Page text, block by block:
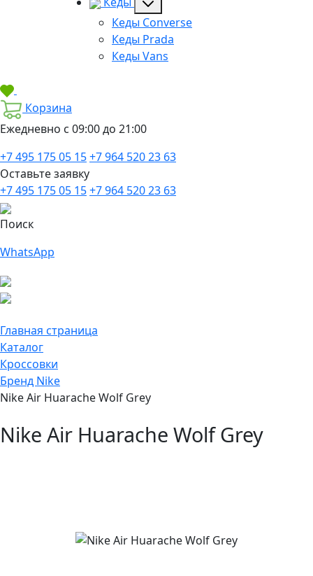
Кеды Converse
Кеды Prada
Кеды Vans
Корзина
Ежедневно с 09:00 до 21:00
+7 495 175 05 15+7 964 520 23 63
Оставьте заявку
+7 495 175 05 15+7 964 520 23 63
Поиск
WhatsApp
Главная страница
Каталог
Кроссовки
Бренд Nike
Nike Air Huarache Wolf Grey
Nike Air Huarache Wolf Grey